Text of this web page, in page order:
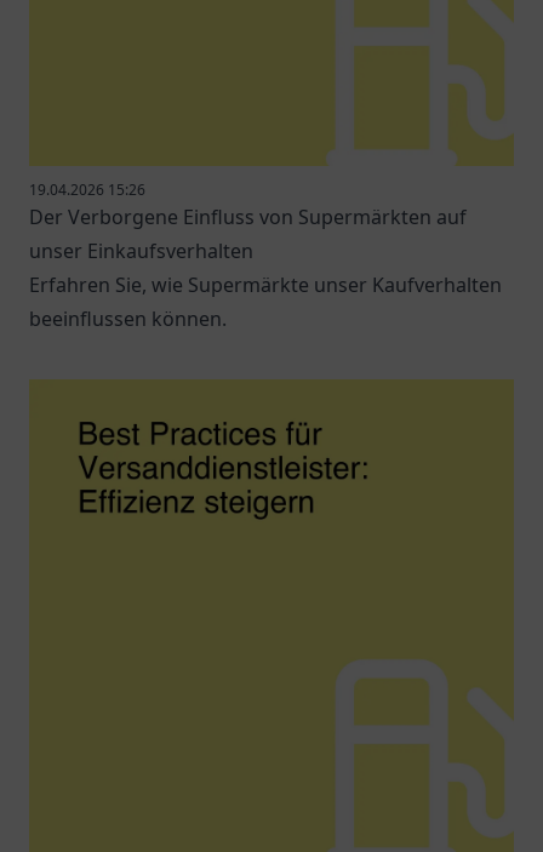
19.04.2026 15:26
Der Verborgene Einfluss von Supermärkten auf
unser Einkaufsverhalten
Erfahren Sie, wie Supermärkte unser Kaufverhalten
beeinflussen können.